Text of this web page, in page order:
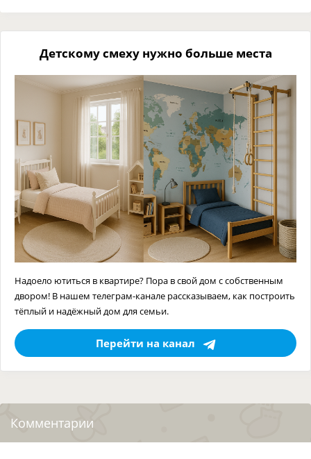
Детскому смеху нужно больше места
Надоело ютиться в квартире? Пора в свой дом с собственным
двором! В нашем телеграм-канале рассказываем, как построить
тёплый и надёжный дом для семьи.
Перейти на канал
Комментарии